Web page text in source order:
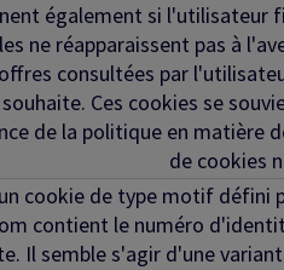
également si l'utilisateur
ne réapparaissent pas à
consultées par
Ces cookies se
de la politique en matière
de cookies
cookie de type motif défini
contient le numéro
Il semble s'agir d'une